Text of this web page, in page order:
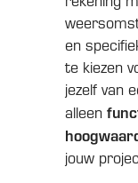
en
te kiezen
jezelf van
alleen
jouw